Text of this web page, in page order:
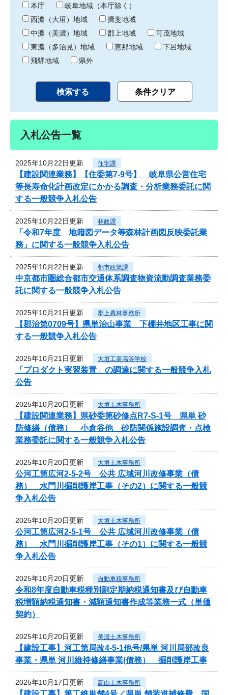
わ
り
本庁
岐阜地域（本庁除く）
西濃（大垣）地域
揖斐地域
中濃（美濃）地域
郡上地域
可茂地域
東濃（多治見）地域
恵那地域
下呂地域
飛騨地域
県外
入札公告一覧
2025年10月22日更新 住宅課
【建設関連業務】【住委第7-9号】 岐阜県公営住宅
等長寿命化計画改定にかかる調査・分析業務委託に関
する一般競争入札公告
2025年10月22日更新 林政課
「令和7年度 地籍図データ等森林計画図反映委託業
務」に関する一般競争入札公告
2025年10月22日更新 都市政策課
中京都市圏総合都市交通体系調査物資流動調査業務委
託に関する一般競争入札公告
2025年10月21日更新 郡上農林事務所
【郡治第0709号】県単治山事業 下棚井地区工事に関
する一般競争入札公告
2025年10月21日更新 大垣工業高等学校
「プロダクト実習装置」の調達に関する一般競争入札
公告
2025年10月20日更新 大垣土木事務所
【建設関連業務】県砂委第砂修点R7-S-1号 県単 砂
防修繕（債務） 小倉谷他 砂防関係施設調査・点検
業務委託に関する一般競争入札公告
2025年10月20日更新 大垣土木事務所
公河工第広河2-5-2号 公共 広域河川改修事業（債
務） 水門川掘削護岸工事（その2）に関する一般競
争入札公告
2025年10月20日更新 大垣土木事務所
公河工第広河2-5-1号 公共 広域河川改修事業（債
務） 水門川掘削護岸工事（その1）に関する一般競
争入札公告
2025年10月20日更新 自動車税事務所
令和8年度自動車税種別割定期納税通知書及び自動車
税増額納税通知書・減額通知書作成等業務一式（単価
契約）
2025年10月20日更新 美濃土木事務所
【建設工事】河工第局改4-5-1他号/県単 河川局部改良
事業・県単 河川維持修繕事業(債務） 掘削護岸工事
2025年10月17日更新 高山土木事務所